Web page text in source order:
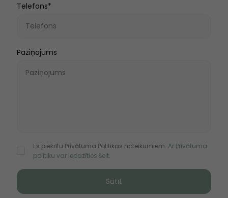
Telefons*
Paziņojums
Es piekrītu Privātuma Politikas noteikumiem. Ar Privātuma
politiku var iepazīties šeit.
Sūtīt